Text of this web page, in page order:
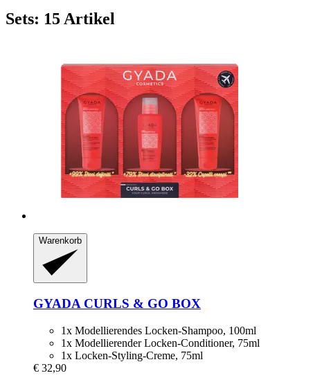
Sets: 15 Artikel
Warenkorb
GYADA CURLS & GO BOX
1x Modellierendes Locken-Shampoo, 100ml
1x Modellierender Locken-Conditioner, 75ml
1x Locken-Styling-Creme, 75ml
€ 32,90